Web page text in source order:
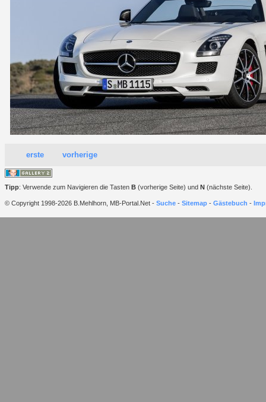
erste vorherige
Tipp: Verwende zum Navigieren die Tasten B (vorherige Seite) und N (nächste Seite).
© Copyright 1998-2026 B.Mehlhorn, MB-Portal.Net - Suche - Sitemap - Gästebuch -